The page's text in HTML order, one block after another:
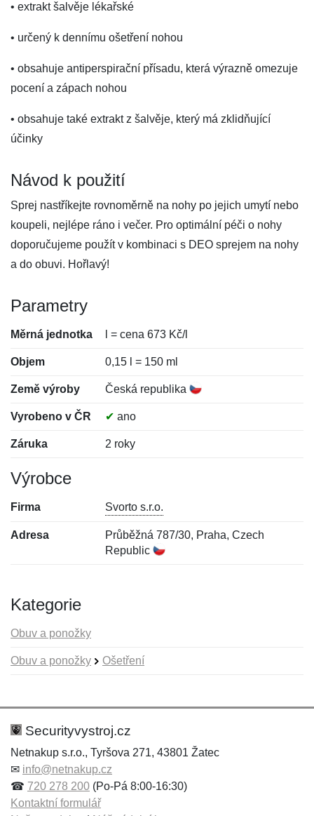
• extrakt šalvěje lékařské
• určený k dennímu ošetření nohou
• obsahuje antiperspirační přísadu, která výrazně omezuje
pocení a zápach nohou
• obsahuje také extrakt z šalvěje, který má zklidňující
účinky
Návod k použití
Sprej nastříkejte rovnoměrně na nohy po jejich umytí nebo
koupeli, nejlépe ráno i večer. Pro optimální péči o nohy
doporučujeme použít v kombinaci s DEO sprejem na nohy
a do obuvi. Hořlavý!
Parametry
Měrná jednotka l = cena 673 Kč/l
Objem 0,15 l = 150 ml
Země výroby Česká republika
Vyrobeno v ČR ✔ ano
Záruka 2 roky
Výrobce
Firma Svorto s.r.o.
Adresa
Průběžná 787/30, Praha, Czech
Republic
Kategorie
Obuv a ponožky
Obuv a ponožky Ošetření
Hodnocení:
Jméno: *
Jméno:
E-mail:*
Securityvystroj.cz
Netnakup s.r.o., Tyršova 271, 43801 Žatec
✉ info@netnakup.cz
☎ 720 278 200 (Po-Pá 8:00-16:30)
Kontaktní formulář